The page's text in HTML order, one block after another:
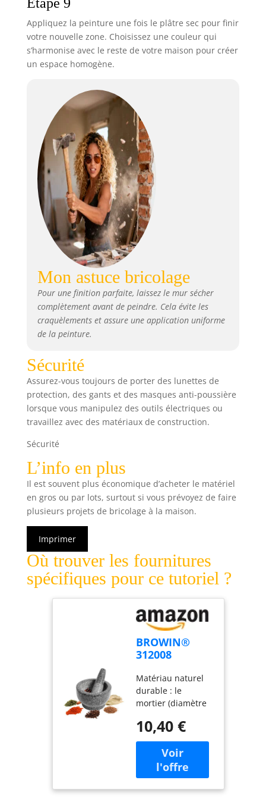
Appliquez la peinture une fois le plâtre sec pour finir
votre nouvelle zone. Choisissez une couleur qui
s’harmonise avec le reste de votre maison pour créer
un espace homogène.
Mon astuce bricolage
Pour une finition parfaite, laissez le mur sécher
complètement avant de peindre. Cela évite les
craquèlements et assure une application uniforme
de la peinture.
Sécurité
Assurez-vous toujours de porter des lunettes de
protection, des gants et des masques anti-poussière
lorsque vous manipulez des outils électriques ou
travaillez avec des matériaux de construction.
Sécurité
L’info en plus
Il est souvent plus économique d’acheter le matériel
en gros ou par lots, surtout si vous prévoyez de faire
plusieurs projets de bricolage à la maison.
Imprimer
Où trouver les fournitures
spécifiques pour ce tutoriel ?
BROWIN®
312008
cuisine en
granit - 13cm
Matériau naturel
durable : le
mortier (diamètre
sont fabriqués en
granit durable et
précieux, ce qui les
rend robustes,
durables et
élégants. Taille
10,40 €